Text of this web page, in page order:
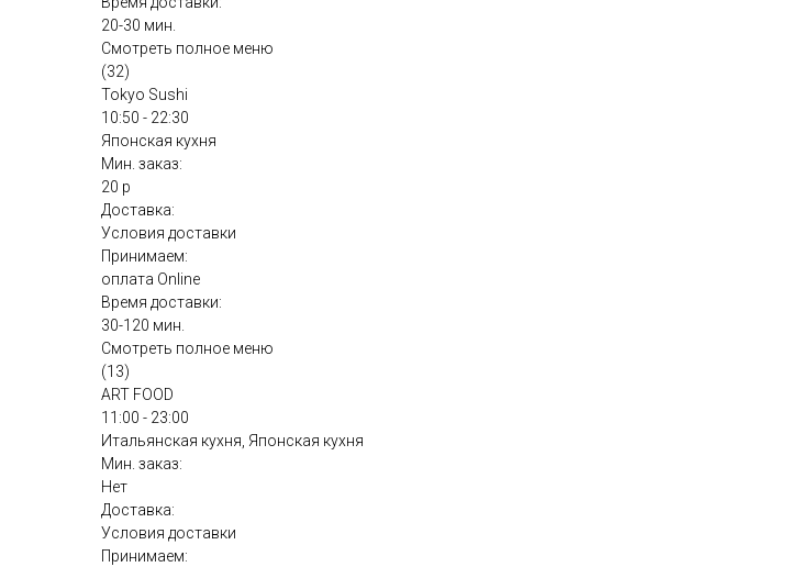
20-30 мин.
Смотреть полное меню
(32)
Tokyo Sushi
10:50 - 22:30
Японская кухня
Мин. заказ:
20 р
Доставка:
Условия доставки
Принимаем:
оплата Online
Время доставки:
30-120 мин.
Смотреть полное меню
(13)
ART FOOD
11:00 - 23:00
Итальянская кухня, Японская кухня
Мин. заказ:
Нет
Доставка:
Условия доставки
Принимаем: